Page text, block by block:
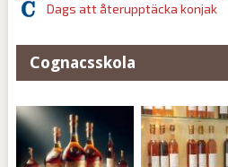
Dags att återupptäcka konjak
Cognacsskola